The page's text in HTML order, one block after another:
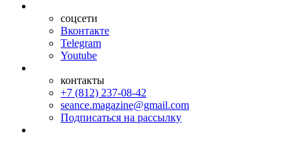
соцсети
Вконтакте
Telegram
Youtube
контакты
+7 (812) 237-08-42
seance.magazine@gmail.com
Подписаться на рассылку